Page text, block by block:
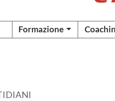
Formazione